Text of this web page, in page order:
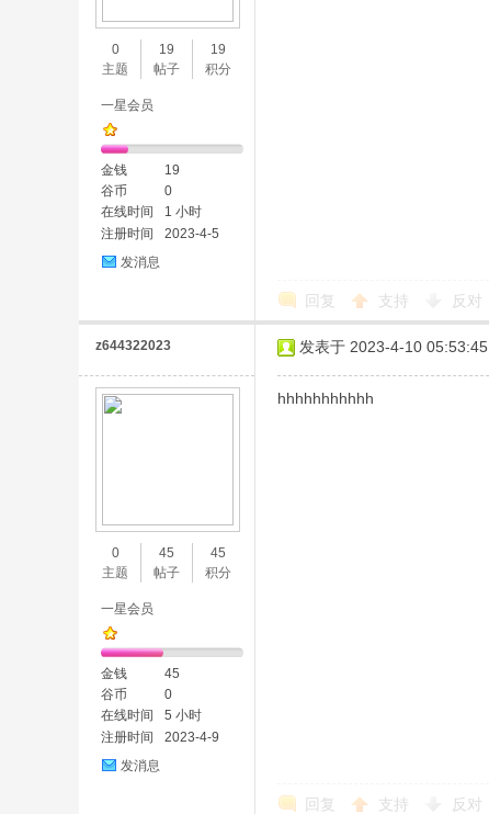
0
主题
19
帖子
19
积分
一星会员
金钱
19
谷币
0
在线时间
1 小时
注册时间
2023-4-5
发消息
回复 支持 反对
z644322023
0
主题
45
帖子
45
积分
一星会员
金钱
45
谷币
0
在线时间
5 小时
注册时间
2023-4-9
发消息
发表于 2023-4-10 05:53:45
hhhhhhhhhhh
回复 支持 反对